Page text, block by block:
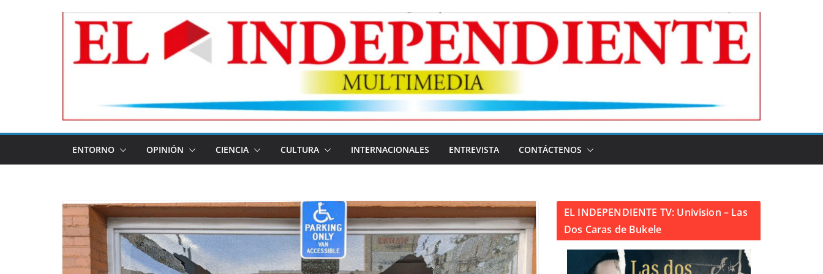
ENTORNO OPINIÓN CIENCIA CULTURA INTERNACIONALES ENTREVISTA CONTÁCTENOS
EL INDEPENDIENTE TV: Univision – Las
Dos Caras de Bukele